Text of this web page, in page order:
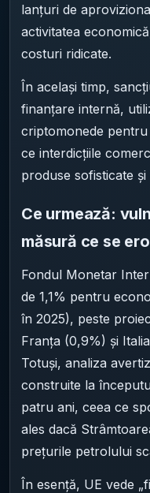
lanțuri de
activitatea
costuri ridicate.
În același timp,
finanțare internă,
criptomonede
ce interdicțiile
produse sofisticate și
Ce urmează:
măsură ce se
Fondul Monetar
de 1,1% pentru
în 2025), peste
Franța (0,9%) și
Totuși, analiza
construite la
patru ani, ceea ce
ales dacă
prețurile petrolului
În esență, UE vede